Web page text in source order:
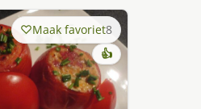
Maak favoriet8
👍